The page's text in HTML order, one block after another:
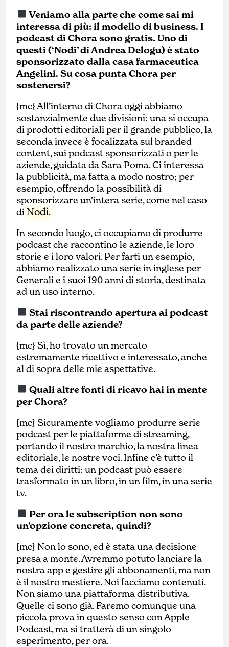
Veniamo alla parte che come sai mi
interessa di più: il modello di business. I
podcast di Chora sono gratis. Uno di
questi (‘Nodi’ di Andrea Delogu) è stato
sponsorizzato dalla casa farmaceutica
Angelini. Su cosa punta Chora per
sostenersi?
{mc} All’interno di Chora oggi abbiamo
sostanzialmente due divisioni: una si occupa
di prodotti editoriali per il grande pubblico, la
seconda invece è focalizzata sul branded
content, sui podcast sponsorizzati o per le
aziende, guidata da Sara Poma. Ci interessa
la pubblicità, ma fatta a modo nostro; per
esempio, offrendo la possibilità di
sponsorizzare un’intera serie, come nel caso
di Nodi.
In secondo luogo, ci occupiamo di produrre
podcast che raccontino le aziende, le loro
storie e i loro valori. Per farti un esempio,
abbiamo realizzato una serie in inglese per
Generali e i suoi 190 anni di storia, destinata
ad un uso interno.
Stai riscontrando apertura ai podcast
da parte delle aziende?
{mc} Sì, ho trovato un mercato
estremamente ricettivo e interessato, anche
al di sopra delle mie aspettative.
Quali altre fonti di ricavo hai in mente
per Chora?
{mc} Sicuramente vogliamo produrre serie
podcast per le piattaforme di streaming,
portando il nostro marchio, la nostra linea
editoriale, le nostre voci. Infine c’è tutto il
tema dei diritti: un podcast può essere
trasformato in un libro, in un film, in una serie
tv.
Per ora le subscription non sono
un’opzione concreta, quindi?
{mc} Non lo sono, ed è stata una decisione
presa a monte. Avremmo potuto lanciare la
nostra app e gestire gli abbonamenti, ma non
è il nostro mestiere. Noi facciamo contenuti.
Non siamo una piattaforma distributiva.
Quelle ci sono già. Faremo comunque una
piccola prova in questo senso con Apple
Podcast, ma si tratterà di un singolo
esperimento, per ora.